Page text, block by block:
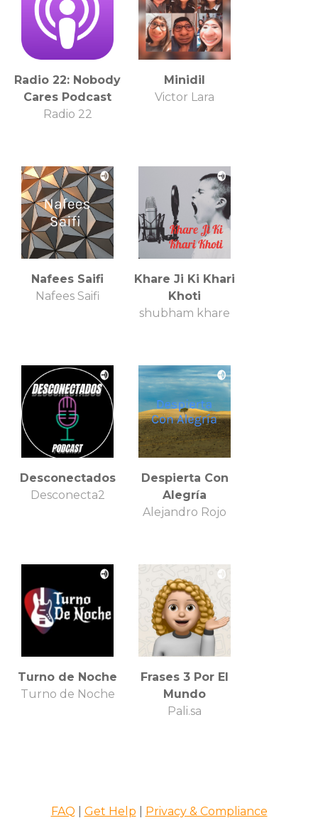
Radio 22: Nobody
Cares Podcast
Radio 22
Minidil
Victor Lara
Nafees Saifi
Nafees Saifi
Khare Ji Ki Khari
Khoti
shubham khare
Desconectados
Desconecta2
Despierta Con
Alegría
Alejandro Rojo
Turno de Noche
Turno de Noche
Frases 3 Por El
Mundo
Pali.sa
FAQ Get Help Privacy & Compliance